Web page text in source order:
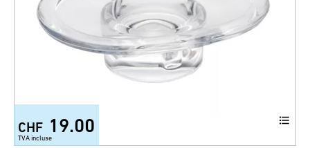
CHF 19.00
TVA incluse